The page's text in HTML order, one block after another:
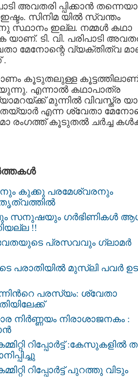
അവതരി പ്പിക്കാന്‍
സിനിമ യില്‍ സ്വന്തം
സ്ഥാനം ഇല്ല. നമ്മള്‍ കഥാ
യാണ്. ടി. വി. പരിപാടി
മേനോന്റെ വ്യക്തിത്വ
.
കൂടുതലുള്ള കൂട്ടത്തിലാണ്
എന്നാല്‍ കഥാപാത്ര
മുന്നില്‍ വിവസ്ത്ര
എന്ന ശ്വേതാ
രംഗത്ത് കൂടുതല്‍ ചര്‍ച്ച
കുക്കു പരമേശ്വരനും
സനുഷയും ഗര്‍ഭിണികള്‍
!!
പ്രസവവും ഗ്ലാമര്‍
പരാതിയില്‍ മുസ്ലി പവര്‍
പരസ്യം: ശ്വേതാ
നിര്‍ണ്ണയം നിരാശാജനകം :
റിപ്പോർട്ട് : കേസുകളിൽ
റിപ്പോർട്ട്‌ പുറത്തു വിടും